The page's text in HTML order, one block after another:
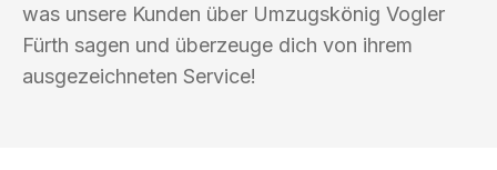
was unsere Kunden über Umzugskönig Vogler
Fürth sagen und überzeuge dich von ihrem
ausgezeichneten Service!